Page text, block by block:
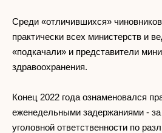
Среди «отличившихся»
практически всех министерств и
«подкачали» и представители
здравоохранения.
Конец 2022 года ознаменовался
еженедельными задержаниями - за
уголовной ответственности по